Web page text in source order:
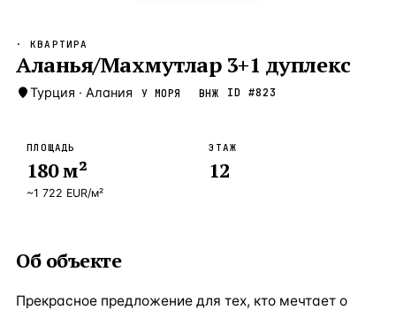
Новороссийск —Локация
Стамбул —Локация
ЧАСТО ИЩУТ
Турция Россия
· КВАРТИРА
Аланья/Махмутлар 3+1 дуплекс
Турция · Алания У МОРЯ ВНЖ ID #823
ПЛОЩАДЬ
180м²
~1 722 EUR/м²
ЭТАЖ
12
Об объекте
Прекрасное предложение для тех, кто мечтает о